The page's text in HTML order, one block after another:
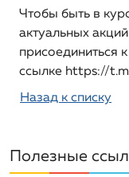
Чтобы быть в
актуальных
присоединиться
ссылке https://
Назад к списку
Полезные